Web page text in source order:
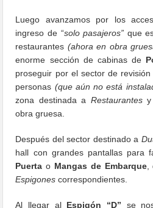
Luego avanzamos por los
ingreso de “solo pasajeros” que
restaurantes (ahora en obra
enorme sección de cabinas de
proseguir por el sector de
personas (que aún no está
zona destinada a Restaurantes
obra gruesa.
Después del sector destinado a
hall con grandes pantallas para
Puerta o Mangas de Embarque,
Espigones correspondientes.
Al llegar al Espigón “D” se